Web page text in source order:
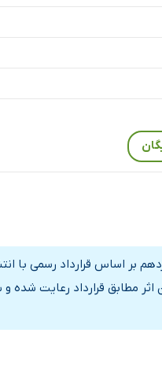
بر اساس قرارداد رسمی با
مطابق قرارداد رعایت شده